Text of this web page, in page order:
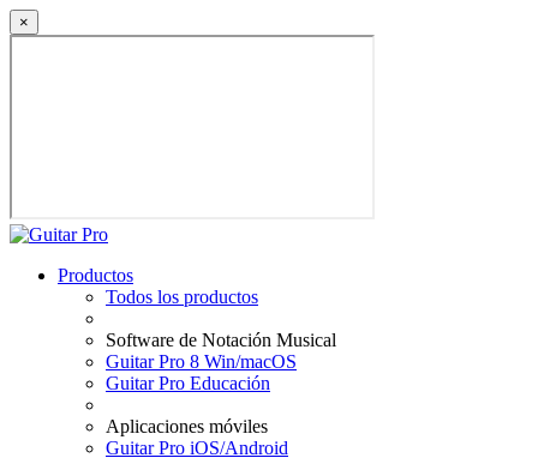
×
Productos
Todos los productos
Software de Notación Musical
Guitar Pro 8 Win/macOS
Guitar Pro Educación
Aplicaciones móviles
Guitar Pro iOS/Android